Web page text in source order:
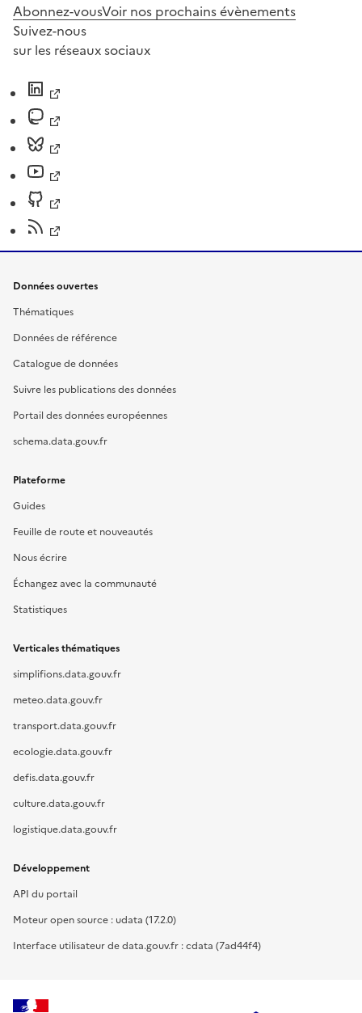
Abonnez-vousVoir nos prochains évènements
Suivez-nous
sur les réseaux sociaux
Données ouvertes
Thématiques
Données de référence
Catalogue de données
Suivre les publications des données
Portail des données européennes
schema.data.gouv.fr
Plateforme
Guides
Feuille de route et nouveautés
Nous écrire
Échangez avec la communauté
Statistiques
Verticales thématiques
simplifions.data.gouv.fr
meteo.data.gouv.fr
transport.data.gouv.fr
ecologie.data.gouv.fr
defis.data.gouv.fr
culture.data.gouv.fr
logistique.data.gouv.fr
Développement
API du portail
Moteur open source : udata (17.2.0)
Interface utilisateur de data.gouv.fr : cdata (7ad44f4)